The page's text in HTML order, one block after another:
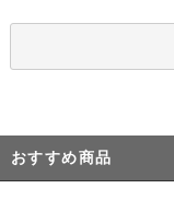
おすすめ商品